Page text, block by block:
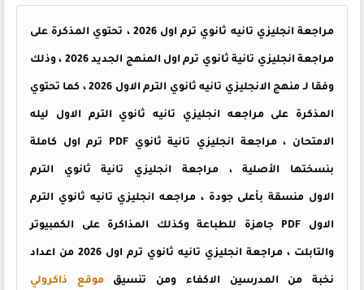
مراجعة انجليزي تانيه ثانوي ترم اول 2026 ، تحتوي المذكرة على
مراجعة انجليزي تانية ثانوي ترم اول المنهج الجديد 2026 ، وذلك
وفقا لـ منهج الانجليزي تانيه ثانوي الترم الاول 2026 ، كما تحتوي
المذكرة على مراجعه انجليزي تانيه ثانوي الترم الاول ليله
الامتحان ، مراجعة انجليزي تانية ثانوي PDF ترم اول كاملة
بنسختها الأصلية ، مراجعة انجليزي تانية ثانوي الترم
الاول منسقة بأعلى جودة ، مراجعه انجليزي تانيه ثانوي الترم
الاول PDF جاهزة للطباعة وكذلك المذاكرة على الكمبيوتر
والتابلت ، مراجعة انجليزي تانيه ثانوي ترم اول 2026 من اعداد
نخبة من المدرسين الاكفاء ومن تنسيقموقع ذاكرولي